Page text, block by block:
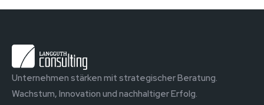
Unternehmen stärken mit strategischer Beratung.
Wachstum, Innovation und nachhaltiger Erfolg.